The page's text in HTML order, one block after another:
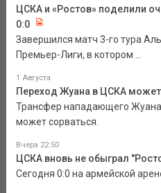
ЦСКА и «Ростов» поделили
0:0
Завершился матч 3-го тура
Премьер-Лиги, в котором ...
1 Августа
Переход Жуана в ЦСКА может
Трансфер нападающего
может сорваться.
Вчера 22:50
ЦСКА вновь не обыграл
Сегодня 0:0 на армейской